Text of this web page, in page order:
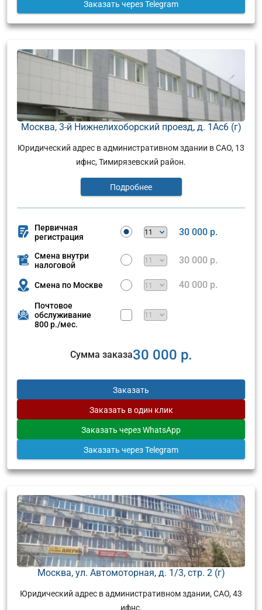
Заказать через Telegram
Москва, 3-й Нижнелихоборский проезд, д. 1Ас6 (г)
Юридический адрес в административном здании в САО, 13
ифнс, Тимирязевский район.
Подробнее
Первичная
регистрация
30 000 р.
Смена внутри
налоговой
30 000 р.
Смена по Москве 40 000 р.
Почтовое
обслуживание
800 р./мес.
Сумма заказа30 000 р.
Заказать
Заказать в один клик
Заказать через WhatsApp
Заказать через Telegram
Москва, ул. Автомоторная, д. 1/3, стр. 2 (г)
Юридический адрес в административном здании, САО, 43
ифнс.